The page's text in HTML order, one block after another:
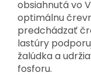
obsiahnutá vo
optimálnu
predchádzať
lastúry
žalúdka a
fosforu.